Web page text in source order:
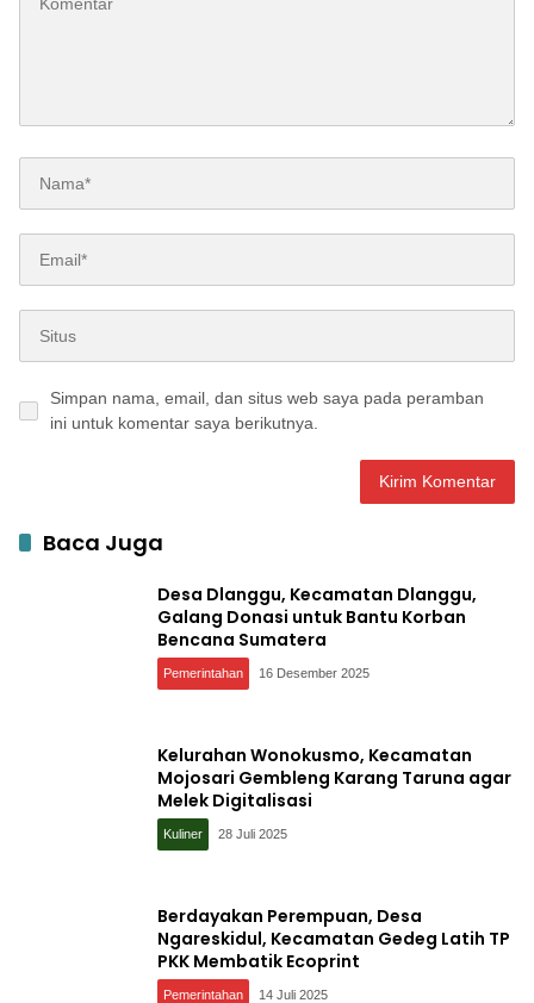
Simpan nama, email, dan situs web saya pada peramban
ini untuk komentar saya berikutnya.
Baca Juga
Desa Dlanggu, Kecamatan Dlanggu,
Galang Donasi untuk Bantu Korban
Bencana Sumatera
Pemerintahan 16 Desember 2025
Kelurahan Wonokusmo, Kecamatan
Mojosari Gembleng Karang Taruna agar
Melek Digitalisasi
Kuliner 28 Juli 2025
Berdayakan Perempuan, Desa
Ngareskidul, Kecamatan Gedeg Latih TP
PKK Membatik Ecoprint
Pemerintahan 14 Juli 2025